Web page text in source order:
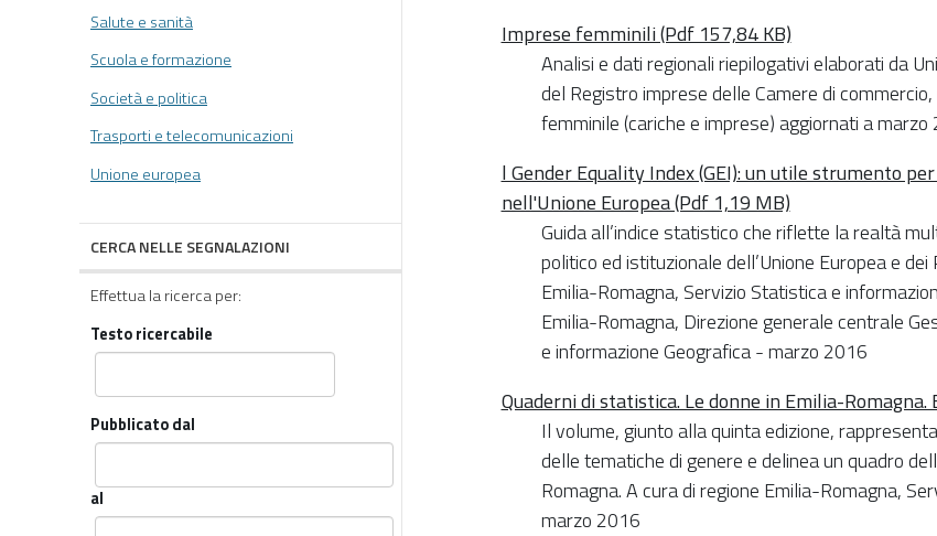
Imprese femminili (Pdf 157,84 KB)
Analisi e dati regionali riepilogativi elaborati da
del Registro imprese delle Camere di
femminile (cariche e imprese) aggiornati a marzo
l Gender Equality Index (GEI): un utile strumento
nell'Unione Europea (Pdf 1,19 MB)
Guida all’indice statistico che riflette la realtà
politico ed istituzionale dell’Unione Europea e
Emilia-Romagna, Servizio Statistica e
Emilia-Romagna, Direzione generale centrale
e informazione Geografica - marzo 2016
Quaderni di statistica. Le donne in Emilia-Romagna.
Il volume, giunto alla quinta edizione,
delle tematiche di genere e delinea un quadro
Romagna. A cura di regione Emilia-Romagna,
marzo 2016
Salute e sanità
Scuola e formazione
Società e politica
Trasporti e telecomunicazioni
Unione europea
CERCA NELLE SEGNALAZIONI
Effettua la ricerca per:
Testo ricercabile
Pubblicato dal
al